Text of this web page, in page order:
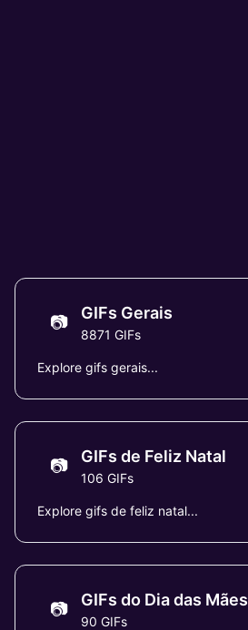
📷 GIFs Gerais
8871 GIFs
Explore gifs gerais...
📷 GIFs de Feliz Natal
106 GIFs
Explore gifs de feliz natal...
📷 GIFs do Dia das Mães
90 GIFs